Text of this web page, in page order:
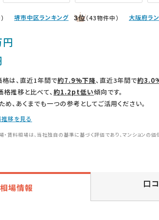
堺市中区ランキング 3位（43物件中） 大阪府ラ
は、直近1年間で約7.9%下降、直近3年間で約
推移と比べて、約1.2pt低い傾向です。
、あくまでも一つの参考としてご活用ください。
移を見る
賃料相場は、当社独自の基準に基づく評価であり、マンションの
場情報 口